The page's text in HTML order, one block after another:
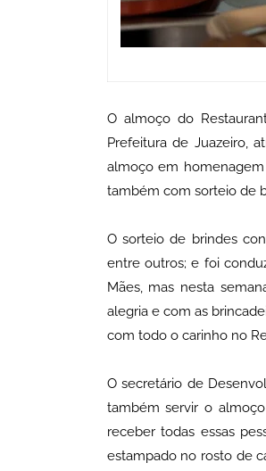
O almoço do
Prefeitura de Juazeiro,
almoço em
também com sorteio de
O sorteio de brindes
entre outros; e foi
Mães, mas nesta
alegria e com as
com todo o carinho no
O secretário de
também servir o
receber todas essas
estampado no rosto de